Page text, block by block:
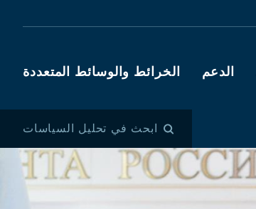
الدعم الخرائط والوسائط المتعددة
ابحث في تحليل السياسات